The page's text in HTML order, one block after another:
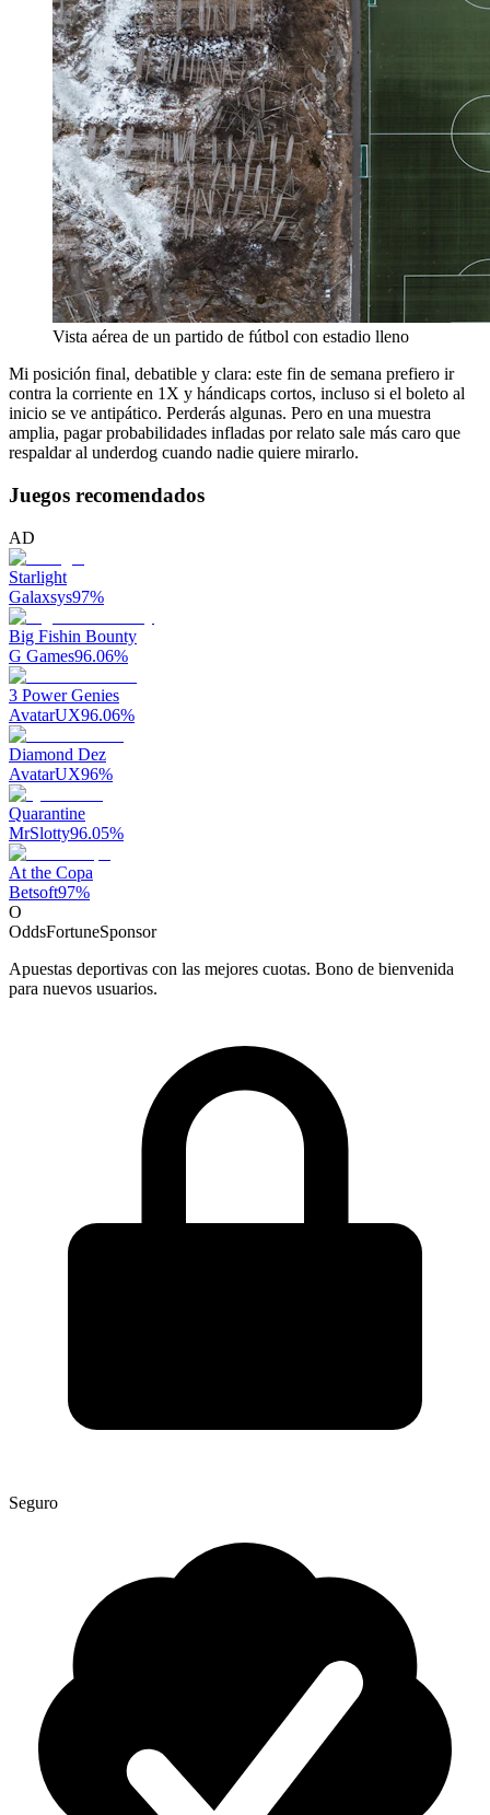
Vista aérea de un partido de fútbol con estadio lleno
Mi posición final, debatible y clara: este fin de semana prefiero ir
contra la corriente en 1X y hándicaps cortos, incluso si el boleto al
inicio se ve antipático. Perderás algunas. Pero en una muestra
amplia, pagar probabilidades infladas por relato sale más caro que
respaldar al underdog cuando nadie quiere mirarlo.
Juegos recomendados
AD
Starlight
Galaxsys97%
Big Fishin Bounty
G Games96.06%
3 Power Genies
AvatarUX96.06%
Diamond Dez
AvatarUX96%
Quarantine
MrSlotty96.05%
At the Copa
Betsoft97%
O
OddsFortuneSponsor
Apuestas deportivas con las mejores cuotas. Bono de bienvenida
para nuevos usuarios.
Seguro